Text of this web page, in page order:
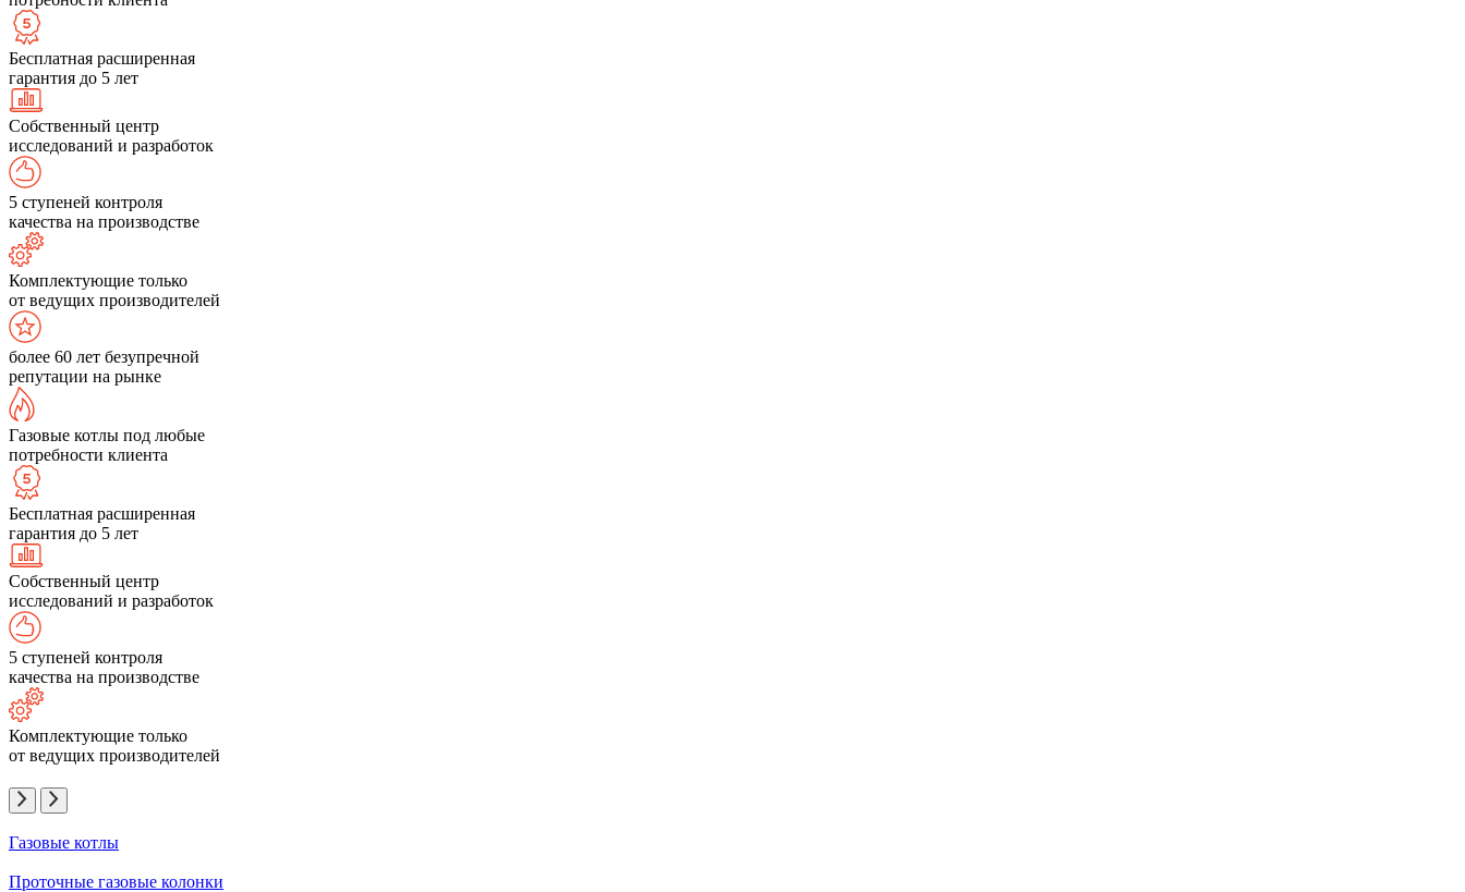
Бесплатная расширенная
гарантия до 5 лет
Собственный центр
исследований и разработок
5 ступеней контроля
качества на производстве
Комплектующие только
от ведущих производителей
более 60 лет безупречной
репутации на рынке
Газовые котлы под любые
потребности клиента
Бесплатная расширенная
гарантия до 5 лет
Собственный центр
исследований и разработок
5 ступеней контроля
качества на производстве
Комплектующие только
от ведущих производителей
Газовые котлы
Проточные газовые колонки